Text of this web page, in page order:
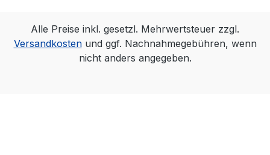
Alle Preise inkl. gesetzl. Mehrwertsteuer zzgl.
Versandkostenund ggf. Nachnahmegebühren, wenn
nicht anders angegeben.